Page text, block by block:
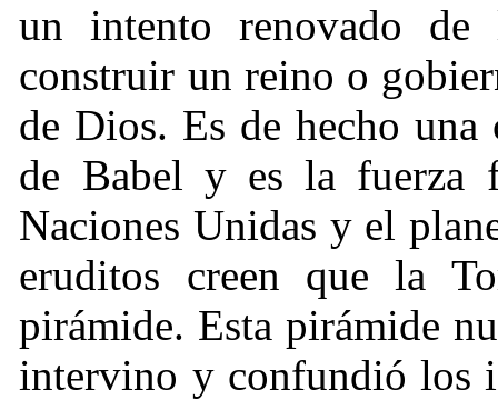
un intento renovado de
construir un reino o
de Dios. Es de hecho
de Babel y es la fuerza
Naciones Unidas y el
eruditos creen que la
pirámide. Esta pirámide
intervino y confundió los